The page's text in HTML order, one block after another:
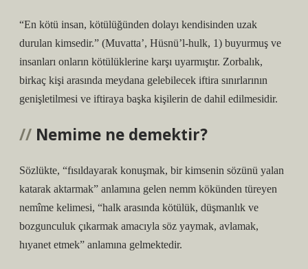
“En kötü insan, kötülüğünden dolayı kendisinden uzak
durulan kimsedir.” (Muvatta’, Hüsnü’l-hulk, 1) buyurmuş ve
insanları onların kötülüklerine karşı uyarmıştır. Zorbalık,
birkaç kişi arasında meydana gelebilecek iftira sınırlarının
genişletilmesi ve iftiraya başka kişilerin de dahil edilmesidir.
Nemime ne demektir?
Sözlükte, “fısıldayarak konuşmak, bir kimsenin sözünü yalan
katarak aktarmak” anlamına gelen nemm kökünden türeyen
nemîme kelimesi, “halk arasında kötülük, düşmanlık ve
bozgunculuk çıkarmak amacıyla söz yaymak, avlamak,
hıyanet etmek” anlamına gelmektedir.